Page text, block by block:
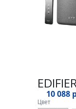
10 088
Цвет